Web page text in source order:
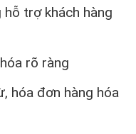
trợ khách hàng
rõ ràng
hóa đơn hàng hóa